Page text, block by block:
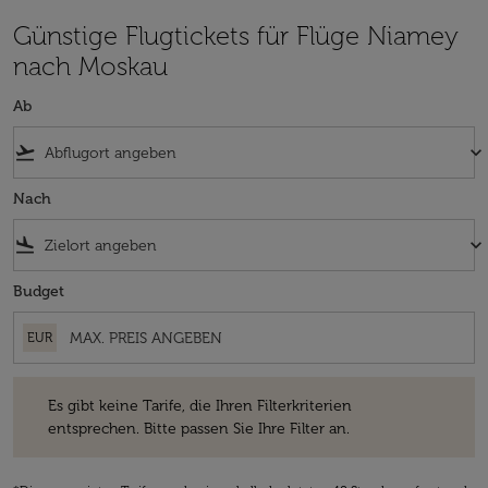
Günstige Flugtickets für Flüge Niamey
nach Moskau
Ab
flight_takeoff keyboard_arrow_down
Nach
flight_land keyboard_arrow_down
Budget
EUR
Es gibt keine Tarife, die Ihren Filterkriterien
entsprechen. Bitte passen Sie Ihre Filter an.